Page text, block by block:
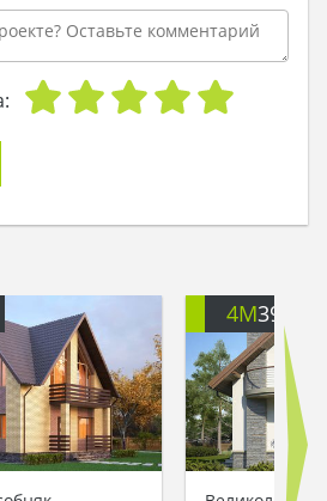
4M391